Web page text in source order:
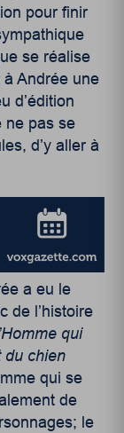
pour finir
se réalise
à Andrée une
d’édition
ne pas se
d’y aller à
a eu le
de l’histoire
qui
du chien
qui se
de
le